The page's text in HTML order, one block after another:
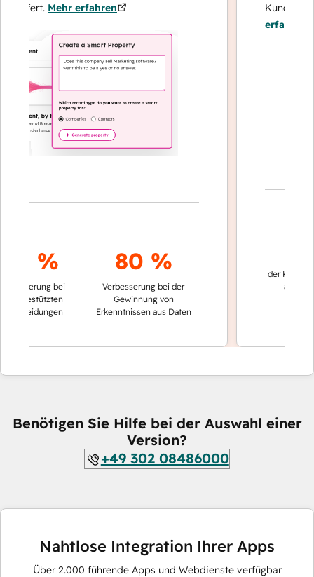
Mehr erfahren
%
bei
80 %
Verbesserung bei der
Gewinnung von
Erkenntnissen aus Daten
erfahren
der
automatisch
Benötigen Sie Hilfe bei der Auswahl einer
Version?
+49 302 08486000
Nahtlose Integration Ihrer Apps
Über 2.000 führende Apps und Webdienste verfügbar